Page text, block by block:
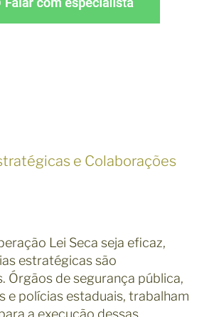
e Colaborações
Lei Seca seja eficaz,
estratégicas são
Órgãos de segurança pública,
e polícias estaduais, trabalham